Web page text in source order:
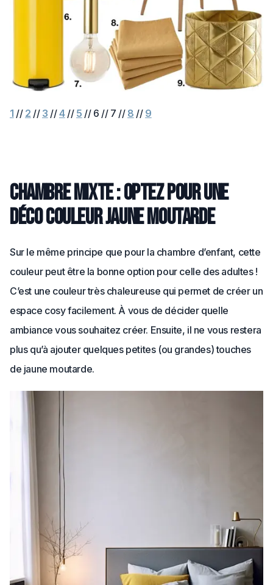
1 // 2 // 3 //4// 5 // 6 // 7 // 8 // 9
Chambre mixte : optez pour une
déco couleur jaune moutarde
Sur le même principe que pour la chambre d’enfant, cette
couleur peut être la bonne option pour celle des adultes !
C’est une couleur très chaleureuse qui permet de créer un
espace cosy facilement. À vous de décider quelle
ambiance vous souhaitez créer. Ensuite, il ne vous restera
plus qu’à ajouter quelques petites (ou grandes) touches
de jaune moutarde.